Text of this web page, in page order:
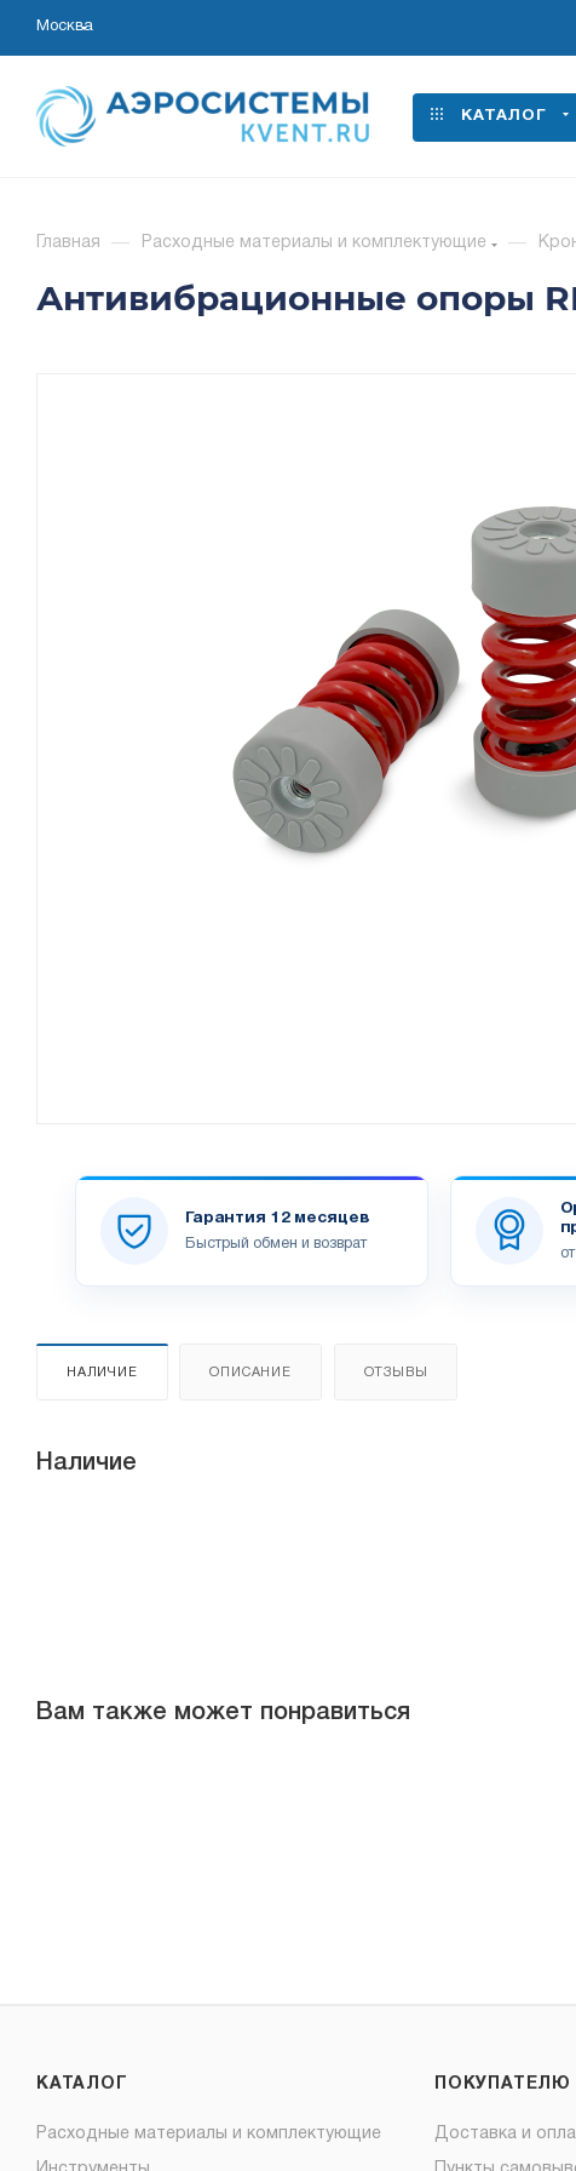
Москва
КАТАЛОГ
Главная — Расходные материалы и комплектующие —
Антивибрационные опоры
Гарантия 12 месяцев
Быстрый обмен и возврат
НАЛИЧИЕ ОПИСАНИЕ ОТЗЫВЫ
Наличие
Вам также может понравиться
КАТАЛОГ
Расходные материалы и комплектующие
ПОКУПАТЕЛЮ
Доставка и